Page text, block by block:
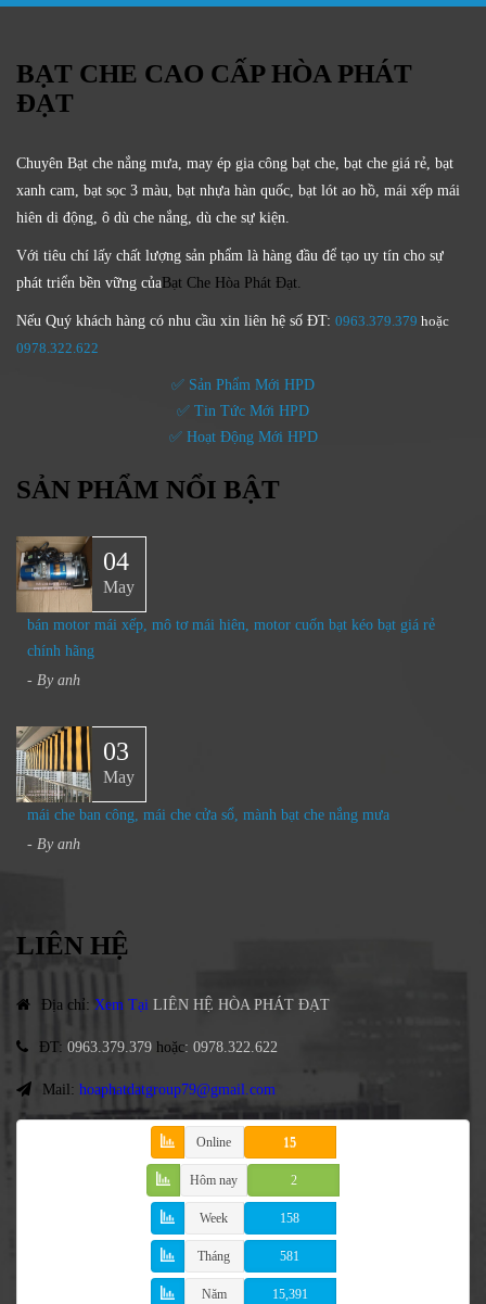
BẠT CHE CAO CẤP HÒA PHÁT
ĐẠT
Chuyên Bạt che nắng mưa, may ép gia công bạt che, bạt che giá rẻ, bạt
xanh cam, bạt sọc 3 màu, bạt nhựa hàn quốc, bạt lót ao hồ, mái xếp mái
hiên di động, ô dù che nắng, dù che sự kiện.
Với tiêu chí lấy chất lượng sản phẩm là hàng đầu để tạo uy tín cho sự
phát triển bền vững của Bạt Che Hòa Phát Đạt.
Nếu Quý khách hàng có nhu cầu xin liên hệ số ĐT: 0963.379.379 hoặc
0978.322.622
✅ Sản Phẩm Mới HPD
✅ Tin Tức Mới HPD
✅ Hoạt Động Mới HPD
SẢN PHẨM NỔI BẬT
04
May
bán motor mái xếp, mô tơ mái hiên, motor cuốn bạt kéo bạt giá rẻ
chính hãng
- By anh
03
May
mái che ban công, mái che cửa sổ, mành bạt che nắng mưa
- By anh
LIÊN HỆ
Địa chỉ: Xem Tại LIÊN HỆ HÒA PHÁT ĐẠT
ĐT: 0963.379.379 hoặc: 0978.322.622
Mail: hoaphatdatgroup79@gmail.com
Online 15
Hôm nay 2
Week 158
Tháng 581
Năm 15,391